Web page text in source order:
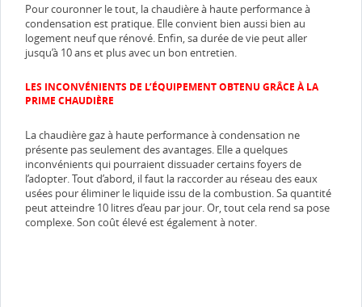
Pour couronner le tout, la chaudière à haute performance à
condensation est pratique. Elle convient bien aussi bien au
logement neuf que rénové. Enfin, sa durée de vie peut aller
jusqu’à 10 ans et plus avec un bon entretien.
LES INCONVÉNIENTS DE L’ÉQUIPEMENT OBTENU GRÂCE À LA
PRIME CHAUDIÈRE
La chaudière gaz à haute performance à condensation ne
présente pas seulement des avantages. Elle a quelques
inconvénients qui pourraient dissuader certains foyers de
l’adopter. Tout d’abord, il faut la raccorder au réseau des eaux
usées pour éliminer le liquide issu de la combustion. Sa quantité
peut atteindre 10 litres d’eau par jour. Or, tout cela rend sa pose
complexe. Son coût élevé est également à noter.